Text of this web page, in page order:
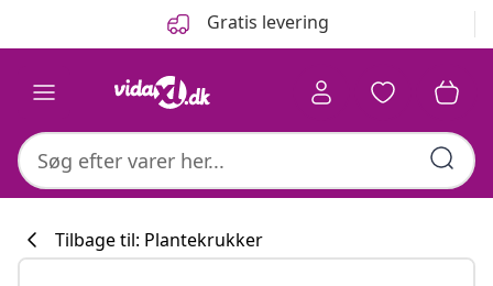
Gratis levering
Tilbage til: Plantekrukker